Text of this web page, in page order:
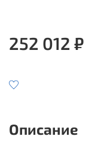
252 012 ₽
Описание